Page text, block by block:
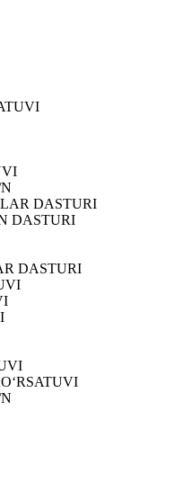
DASTURI
DASTURI
DASTURI